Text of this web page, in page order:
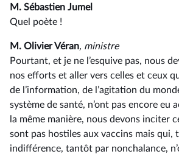
M. Sébastien Jumel
Quel poète !
M. Olivier Véran, ministre
Pourtant, et je ne l’esquive pas, nous
nos efforts et aller vers celles et ceux
de l’information, de l’agitation du
système de santé, n’ont pas encore eu
la même manière, nous devons inciter
sont pas hostiles aux vaccins mais qui,
indifférence, tantôt par nonchalance,